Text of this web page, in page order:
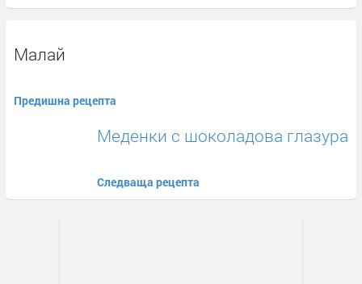
Малай
Предишна рецепта
Меденки с шоколадова глазура
Следваща рецепта